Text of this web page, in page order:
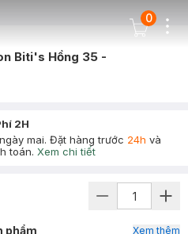
Cart Icon
0
Biti's Hồng 35 -
2H
ngày mai. Đặt hàng trước 24h và
toán. Xem chi tiết
phẩm Xem thêm